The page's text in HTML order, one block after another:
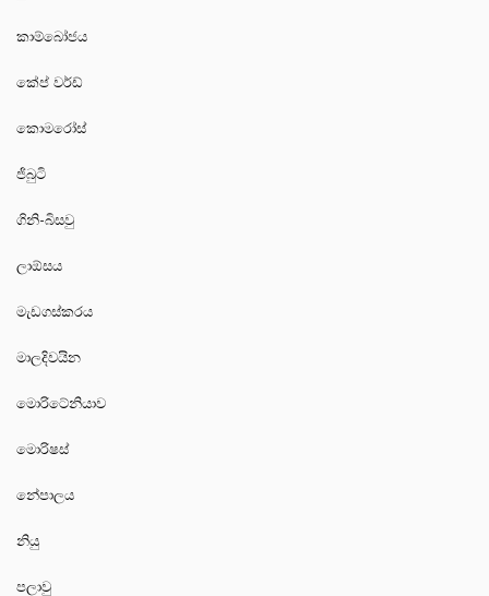
කාම්බෝජය
කේප් වර්ඩ්
කොමරෝස්
ජිබුටි
ගිනි-බිසවු
ලාඕසය
මැඩගස්කරය
මාලදිවයින
මොරිටේනියාව
මොරිෂස්
නේපාලය
නියු
පලාවු